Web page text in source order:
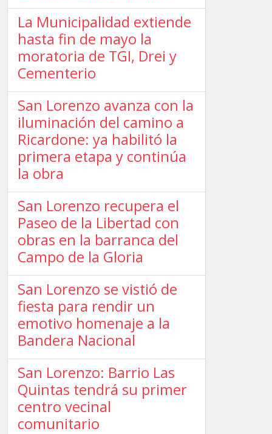
La Municipalidad extiende
hasta fin de mayo la
moratoria de TGI, Drei y
Cementerio
San Lorenzo avanza con la
iluminación del camino a
Ricardone: ya habilitó la
primera etapa y continúa
la obra
San Lorenzo recupera el
Paseo de la Libertad con
obras en la barranca del
Campo de la Gloria
San Lorenzo se vistió de
fiesta para rendir un
emotivo homenaje a la
Bandera Nacional
San Lorenzo: Barrio Las
Quintas tendrá su primer
centro vecinal
comunitario